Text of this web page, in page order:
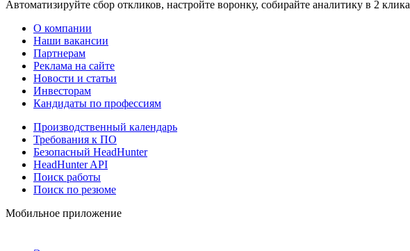
Автоматизируйте сбор откликов, настройте воронку, собирайте аналитику в 2 клика
О компании
Наши вакансии
Партнерам
Реклама на сайте
Новости и статьи
Инвесторам
Кандидаты по профессиям
Производственный календарь
Требования к ПО
Безопасный HeadHunter
HeadHunter API
Поиск работы
Поиск по резюме
Мобильное приложение